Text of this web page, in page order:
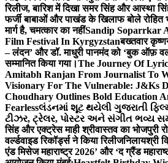
रिलीज, बारिश में दिखा समर सिंह और आस्था
फर्जी बाबाओं और पाखंड के खिलाफ बोले रोहित
मार्ग है, चमत्कार का नहींSandip Soparrkar
Film Festival In Kyrgyzstanबख्तवार
– लंदन’ और डॉ. माधुरी पानमंद को ‘बुक ऑफ़
सम्मानित किया गया।The Journey Of
Amitabh Ranjan From Journalist To
Visionary For The Vulnerable: J&Ks
Choudhary Outlines Bold Education
Fearlessલંડનમાં શૂટ થયેલી ગુજરાતી
ટીઝર, ટ્રેલર, પોસ્ટર અને સંગીત ભવ્ય
सिंह और एक्ट्रेस माही श्रीवास्तव का भोजपुरी
वर्ल्डवाइड रिकॉर्ड्स ने किया रिलीजनिलायश्री
एंड मिसेज महाराष्ट्र 2026’ और ‘द ग्रैंड